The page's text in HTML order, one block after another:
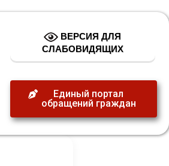
ВЕРСИЯ ДЛЯ
СЛАБОВИДЯЩИХ
Единый портал
обращений граждан